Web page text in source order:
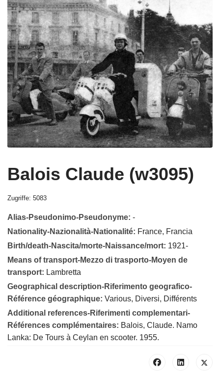
Balois Claude (w3095)
Zugriffe: 5083
Alias-Pseudonimo-Pseudonyme: -
Nationality-Nazionalità-Nationalité: France, Francia
Birth/death-Nascita/morte-Naissance/mort: 1921-
Means of transport-Mezzo di trasporto-Moyen de
transport: Lambretta
Geographical description-Riferimento geografico-
Référence géographique: Various, Diversi, Différents
Additional references-Riferimenti complementari-
Références complémentaires: Balois, Claude. Namo
Lanka: De Tours à Ceylan en scooter. 1955.